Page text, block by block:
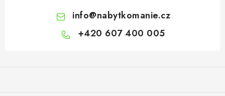
info@nabytkomanie.cz
+420 607 400 005